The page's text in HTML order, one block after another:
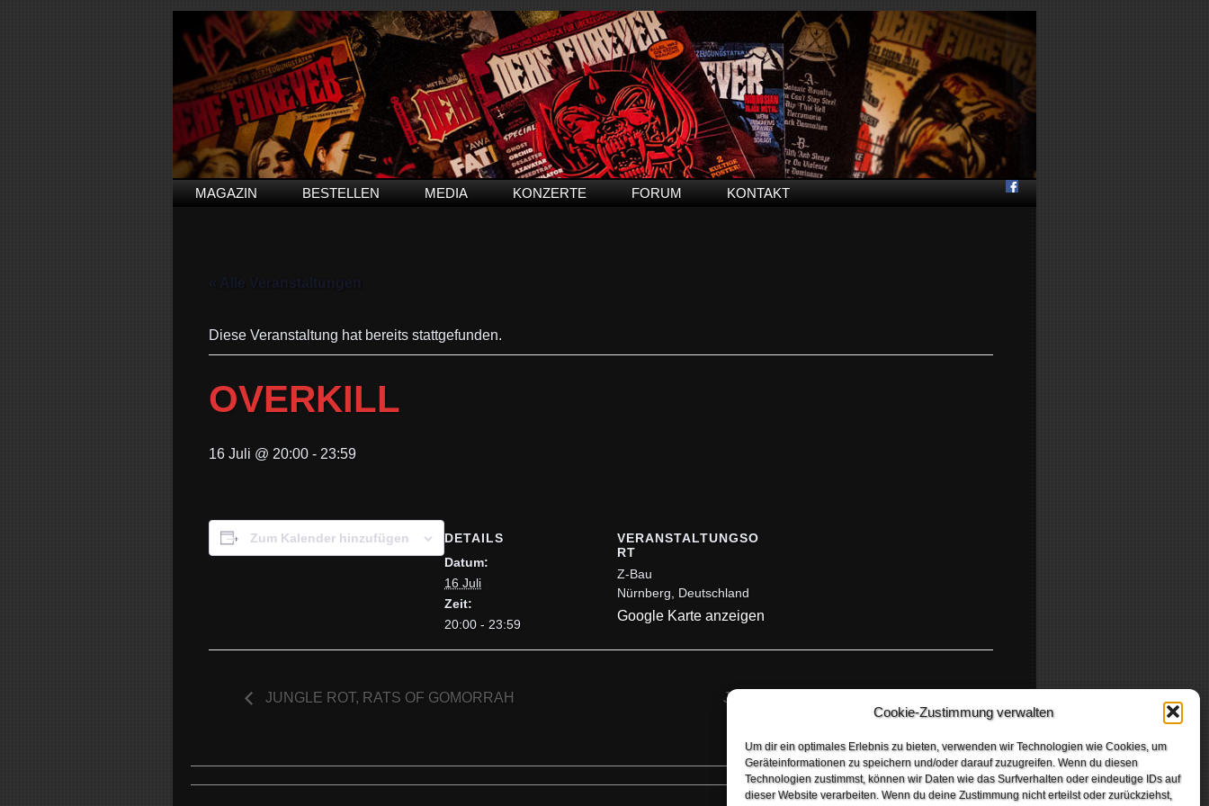
Cookie-Zustimmung verwalten
Um dir ein optimales Erlebnis zu bieten, verwenden wir Technologien wie Cookies, um
Geräteinformationen zu speichern und/oder darauf zuzugreifen. Wenn du diesen
Technologien zustimmst, können wir Daten wie das Surfverhalten oder eindeutige IDs auf
dieser Website verarbeiten. Wenn du deine Zustimmung nicht erteilst oder zurückziehst,
MAGAZIN BESTELLEN MEDIA KONZERTE FORUM KONTAKT
« Alle Veranstaltungen
Diese Veranstaltung hat bereits stattgefunden.
OVERKILL
16 Juli @ 20:00 - 23:59
Zum Kalender hinzufügen
DETAILS
Datum:
16 Juli
Zeit:
20:00 - 23:59
VERANSTALTUNGSO
RT
Z-Bau
Nürnberg
Deutschland
Google Karte anzeigen
JUNGLE ROT, RATS OF GOMORRAH JUNGLE ROT, RATS OF GOMORRAH